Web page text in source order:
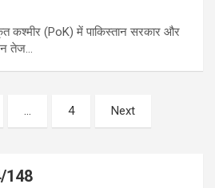
कश्मीर (PoK) में पाकिस्तान सरकार और
तेज…
… 4 Next
148